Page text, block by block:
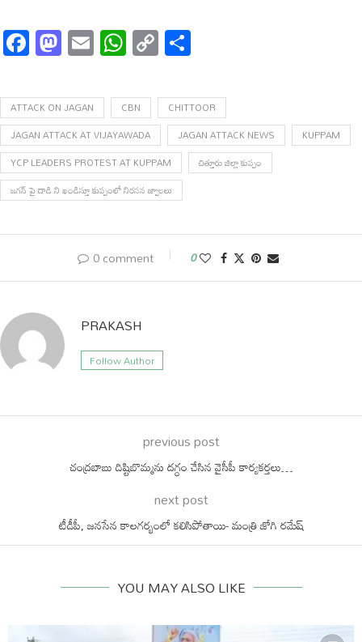
Facebook
Mastodon
EmailWhatsApp
Copy
Link
ATTACK ON JAGAN CBN
CHITTOOR
JAGAN ATTACK AT VIJAYAWADA
JAGAN ATTACK NEWS
KUPPAM
YCP LEADERS PROTEST AT KUPPAM
చిత్తూరు జిల్లా కుప్పం
జగన్ పై దాడి ని ఖండిస్తూ కుప్పంలో నిరసన జ్వాలలు
0 comment 0
PRAKASH
Follow Author
previous post
చంద్రబాబు దిష్టిబొమ్మను దగ్ధం చేసిన వైసీపీ కార్యకర్తలు…
next post
టీడీపీ, జనసేన కాలగర్భంలో కలిసిపోతాయి- మంత్రి జోగి రమేష్
YOU MAY ALSO LIKE